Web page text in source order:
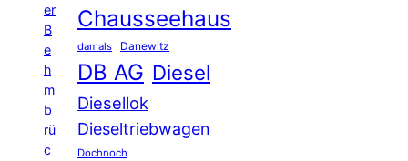
er
B
e
h
m
b
rü
c
Chausseehaus
damals Danewitz
DB AG Diesel
Diesellok
Dieseltriebwagen
Dochnoch